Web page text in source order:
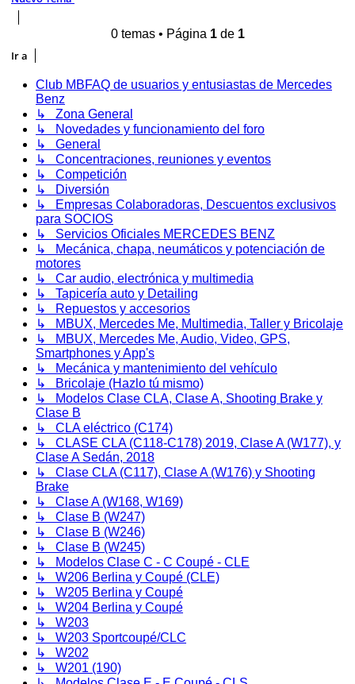
0 temas • Página 1de 1
Ir a
Club MBFAQ de usuarios y entusiastas de Mercedes
Benz
↳ Zona General
↳ Novedades y funcionamiento del foro
↳ General
↳ Concentraciones, reuniones y eventos
↳ Competición
↳ Diversión
↳ Empresas Colaboradoras, Descuentos exclusivos
para SOCIOS
↳ Servicios Oficiales MERCEDES BENZ
↳ Mecánica, chapa, neumáticos y potenciación de
motores
↳ Car audio, electrónica y multimedia
↳ Tapicería auto y Detailing
↳ Repuestos y accesorios
↳ MBUX, Mercedes Me, Multimedia, Taller y Bricolaje
↳ MBUX, Mercedes Me, Audio, Video, GPS,
Smartphones y App's
↳ Mecánica y mantenimiento del vehículo
↳ Bricolaje (Hazlo tú mismo)
↳ Modelos Clase CLA, Clase A, Shooting Brake y
Clase B
↳ CLA eléctrico (C174)
↳ CLASE CLA (C118-C178) 2019, Clase A (W177), y
Clase A Sedán, 2018
↳ Clase CLA (C117), Clase A (W176) y Shooting
Brake
↳ Clase A (W168, W169)
↳ Clase B (W247)
↳ Clase B (W246)
↳ Clase B (W245)
↳ Modelos Clase C - C Coupé - CLE
↳ W206 Berlina y Coupé (CLE)
↳ W205 Berlina y Coupé
↳ W204 Berlina y Coupé
↳ W203
↳ W203 Sportcoupé/CLC
↳ W202
↳ W201 (190)